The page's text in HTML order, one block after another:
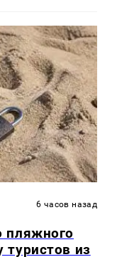
6 часов назад
пляжного
туристов из